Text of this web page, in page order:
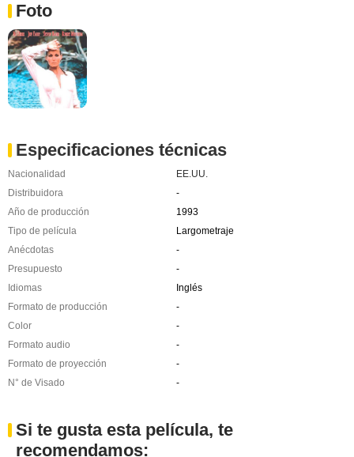
Foto
Especificaciones técnicas
Nacionalidad
EE.UU.
Distribuidora
-
Año de producción
1993
Tipo de película
Largometraje
Anécdotas
-
Presupuesto
-
Idiomas
Inglés
Formato de producción
-
Color
-
Formato audio
-
Formato de proyección
-
N° de Visado
-
Si te gusta esta película, te
recomendamos: